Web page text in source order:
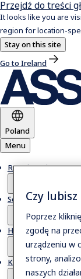
Przejdź do treści
It looks like you are
region for location-
Stay on this site
Go to Ireland
Poland
Menu
Rozwiązania
Serwis
Historie
Kontakt
Czy
Poprzez
zgodę na
urządzeniu w
strony,
naszych